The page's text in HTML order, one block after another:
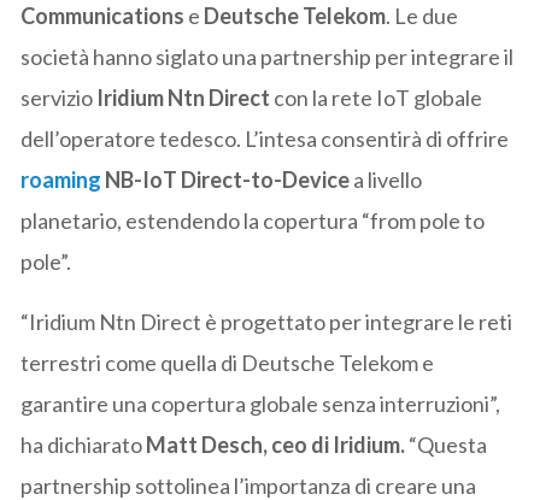
Communications e Deutsche Telekom. Le due
società hanno siglato una partnership per integrare il
servizio Iridium Ntn Direct con la rete IoT globale
dell’operatore tedesco. L’intesa consentirà di offrire
roaming NB-IoT Direct-to-Devicea livello
planetario, estendendo la copertura “from pole to
pole”.
“Iridium Ntn Direct è progettato per integrare le reti
terrestri come quella di Deutsche Telekom e
garantire una copertura globale senza interruzioni”,
ha dichiaratoMatt Desch, ceo di Iridium.“Questa
partnership sottolinea l’importanza di creare una